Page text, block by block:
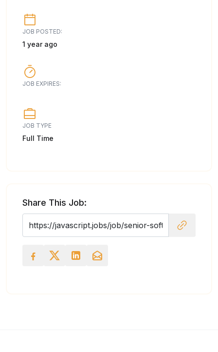
JOB POSTED:
1 year ago
JOB EXPIRES:
JOB TYPE
Full Time
Share This Job: